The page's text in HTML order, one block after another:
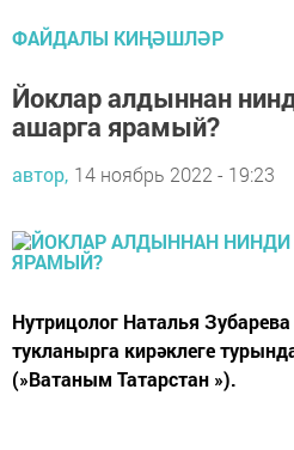
ФАЙДАЛЫ КИҢӘШЛӘР
Йоклар алдыннан
ашарга ярамый?
автор, 14 ноябрь 2022 - 19:23
Нутрицолог Наталья
тукланырга кирәклеге
(»Ватаным Татарстан »).